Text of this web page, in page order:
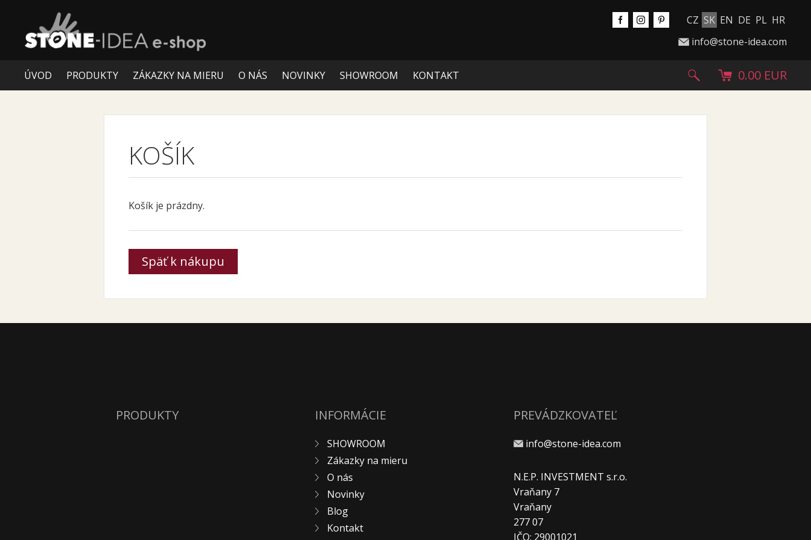
CZ SK EN DE PL HR
info@stone-idea.com
ÚVOD PRODUKTY ZÁKAZKY NA MIERU O NÁS NOVINKY SHOWROOM KONTAKT 0.00 EUR
KOŠÍK
Košík je prázdny.
Späť k nákupu
PRODUKTY INFORMÁCIE
SHOWROOM
Zákazky na mieru
O nás
Novinky
Blog
Kontakt
PREVÁDZKOVATEĽ
info@stone-idea.com
N.E.P. INVESTMENT s.r.o.
Vraňany 7
Vraňany
277 07
IČO: 29001021